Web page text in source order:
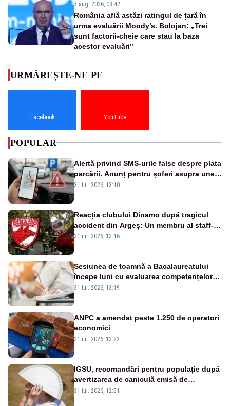
7 aug. 2026, 08:42
România află astăzi ratingul de țară în
urma evaluării Moody’s. Bolojan: „Trei
sunt factorii-cheie care stau la baza
acestor evaluări”
URMĂREȘTE-NE PE
Facebook YouTube
POPULAR
Alertă privind SMS-urile false despre plata
parcării. Anunț pentru șoferi asupra unei
noi metode de fraudă online
31 iul. 2026, 13:10
Reacția clubului Dinamo după tragicul
accident din Argeș: Un membru al staff-
ului medical a murit, antrenorul Adrian
31 iul. 2026, 13:16
Sesiunea de toamnă a Bacalaureatului
începe luni cu evaluarea competențelor
orale la Limba română
31 iul. 2026, 13:19
ANPC a amendat peste 1.250 de operatori
economici
31 iul. 2026, 13:22
IGSU, recomandări pentru populație după
avertizarea de caniculă emisă de
meteorologi
31 iul. 2026, 12:51